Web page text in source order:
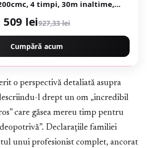
4 timpi, 30m inaltime,
509 lei927,33 lei
Cumpără acum
o perspectivă detaliată asupra
l drept un om „incredibil
care găsea mereu timp pentru
Declarațiile familiei
unui profesionist complet, ancorat